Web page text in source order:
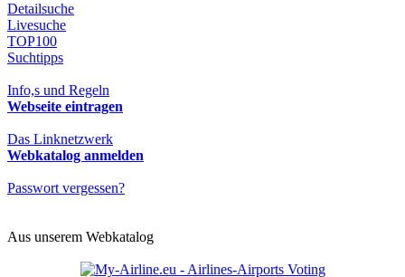
Detailsuche
Livesuche
TOP100
Suchtipps
Info,s und Regeln
Webseite eintragen
Das Linknetzwerk
Webkatalog anmelden
Passwort vergessen?
Aus unserem Webkatalog